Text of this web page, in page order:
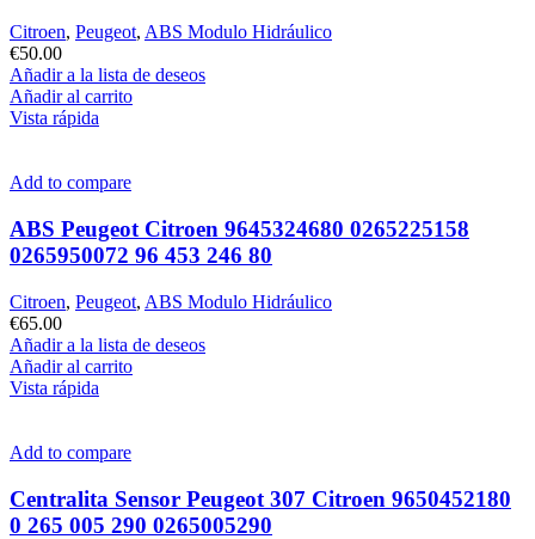
Citroen, Peugeot, ABS Modulo Hidráulico
€50.00
Añadir a la lista de deseos
Añadir al carrito
Vista rápida
Add to compare
ABS Peugeot Citroen 9645324680 0265225158
0265950072 96 453 246 80
Citroen, Peugeot, ABS Modulo Hidráulico
€65.00
Añadir a la lista de deseos
Añadir al carrito
Vista rápida
Add to compare
Centralita Sensor Peugeot 307 Citroen 9650452180
0 265 005 290 0265005290